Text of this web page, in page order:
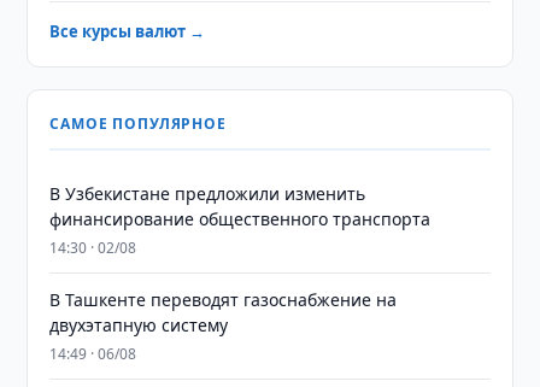
Все курсы валют →
САМОЕ ПОПУЛЯРНОЕ
В Узбекистане предложили изменить
финансирование общественного транспорта
14:30 · 02/08
В Ташкенте переводят газоснабжение на
двухэтапную систему
14:49 · 06/08